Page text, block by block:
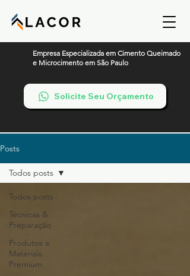
Empresa Especializada em Cimento Queimado
e Microcimento em São Paulo
Solicite Seu Orçamento
Posts
Todos posts
Técnicas &
Preparação
Produtos e
Materiais
Premium
Todos posts